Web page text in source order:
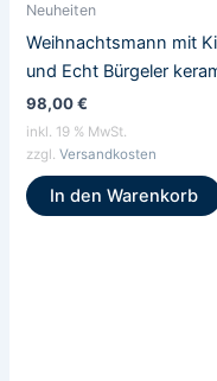
Neuheiten
Weihnachtsmann mit
und Echt Bürgeler
98,00€
inkl. 19 % MwSt.
zzgl.Versandkosten
In den Warenkorb